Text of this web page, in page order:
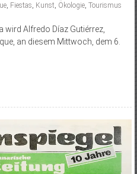
, Fiestas, Kunst, Ökologie, Tourismus
wird Alfredo Díaz Gutiérrez,
an diesem Mittwoch, dem 6.